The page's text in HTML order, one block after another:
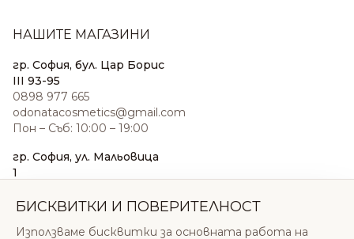
НАШИТЕ МАГАЗИНИ
гр. София, бул. Цар Борис
III 93-95
0898 977 665
odonatacosmetics@gmail.com
Пон – Съб: 10:00 – 19:00
гр. София, ул. Мальовица
1
sales@odonatacosmetics.com
Нед: 11:00 – 18:00
БИСКВИТКИ И ПОВЕРИТЕЛНОСТ
Използваме бисквитки за основната работа на